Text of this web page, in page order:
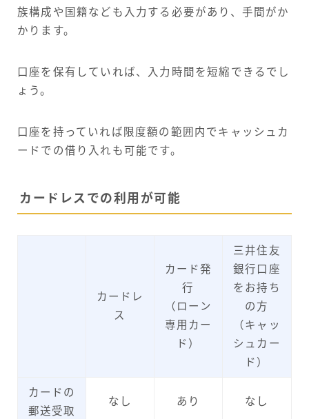
族構成や国籍なども入力する必要があり、手間がか
かります。
口座を保有していれば、入力時間を短縮できるでし
ょう。
口座を持っていれば限度額の範囲内でキャッシュカ
ードでの借り入れも可能です。
カードレスでの利用が可能
カードレ
ス
カード発
行
（ローン
専用カー
ド）
三井住友
銀行口座
をお持ち
の方
（キャッ
シュカー
ド）
カードの
郵送受取
なし あり なし